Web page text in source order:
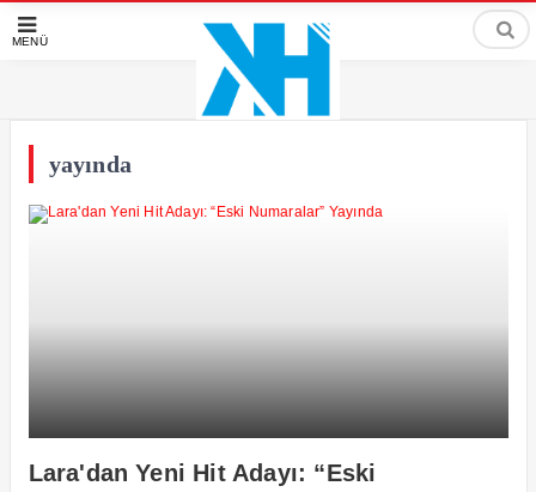
MENÜ
yayında
Lara'dan Yeni Hit Adayı: “Eski